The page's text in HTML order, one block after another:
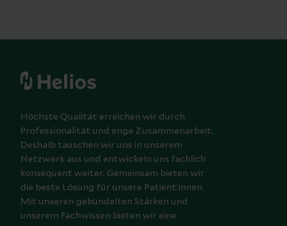
Höchste Qualität erreichen wir durch
Professionalität und enge Zusammenarbeit.
Deshalb tauschen wir uns in unserem
Netzwerk aus und entwickeln uns fachlich
konsequent weiter. Gemeinsam bieten wir
die beste Lösung für unsere Patient:innen.
Mit unseren gebündelten Stärken und
unserem Fachwissen bieten wir eine